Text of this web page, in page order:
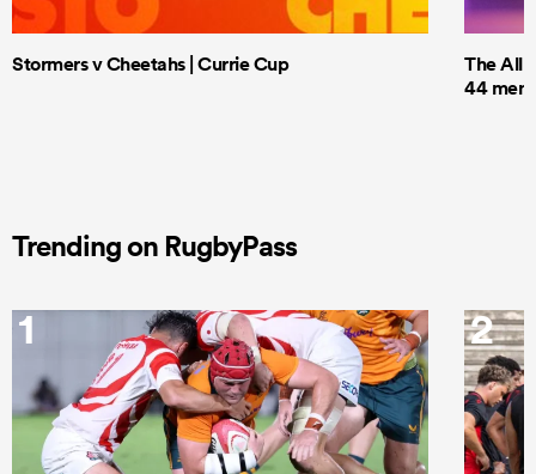
Stormers v Cheetahs | Currie Cup
The All
44 men
Trending on RugbyPass
1 2